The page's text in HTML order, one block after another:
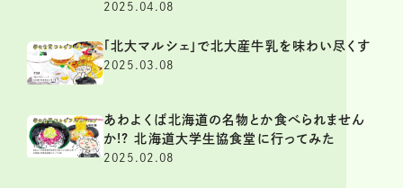
2025.04.08
「北大マルシェ」で北大産牛乳を味わい尽くす
2025.03.08
あわよくば北海道の名物とか食べられません
か!? 北海道大学生協食堂に行ってみた
2025.02.08